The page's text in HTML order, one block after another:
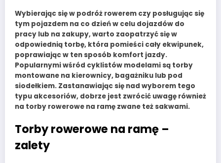
Wybierając się w podróż rowerem czy posługując się
tym pojazdem na co dzień w celu dojazdów do
pracy lub na zakupy, warto zaopatrzyć się w
odpowiednią torbę, która pomieści cały ekwipunek,
poprawiając w ten sposób komfort jazdy.
Popularnymi wśród cyklistów modelami są torby
montowane na kierownicy, bagażniku lub pod
siodełkiem. Zastanawiając się nad wyborem tego
typu akcesoriów, dobrze jest zwrócić uwagę również
na torby rowerowe na ramę zwane też sakwami.
Torby rowerowe na ramę –
zalety